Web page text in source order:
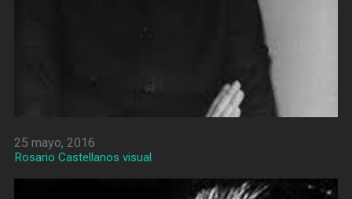
25 mayo, 2016
Rosario Castellanos visual